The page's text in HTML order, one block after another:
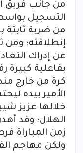
من جانب فريق
التسجيل
من ضربة ثابتة
إنطلاقته؛
عن إدراك
بفاعلية كبيرة
كرة من خارج
الأمير بيده
خلالها عزيز
الهلال؛ وقد
زمن المباراة
ولكن مهاجم